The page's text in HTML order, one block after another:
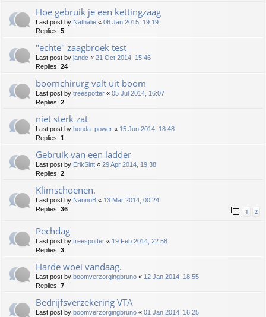
Hoe gebruik je een kettingzaag
Last post by Nathalie « 06 Jan 2015, 19:19
Replies: 5
"echte" zaagbroek test
Last post by jandc « 21 Oct 2014, 15:46
Replies: 24
boomchirurg valt uit boom
Last post by treespotter « 05 Jul 2014, 16:07
Replies: 2
niet sterk zat
Last post by honda_power « 15 Jun 2014, 18:48
Replies: 1
Gebruik van een ladder
Last post by ErikSint « 29 Apr 2014, 19:38
Replies: 2
Klimschoenen.
Last post by NannoB « 13 Mar 2014, 00:24
Replies: 36 1 2
Pechdag
Last post by treespotter « 19 Feb 2014, 22:58
Replies: 3
Harde woei vandaag.
Last post by boomverzorgingbruno « 12 Jan 2014, 18:55
Replies: 7
Bedrijfsverzekering VTA
Last post by boomverzorgingbruno « 01 Jan 2014, 16:25